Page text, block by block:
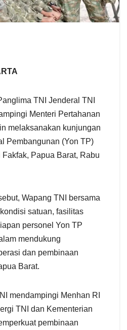
TNI Jenderal TNI
Menteri Pertahanan
melaksanakan kunjungan
Pembangunan (Yon TP)
Papua Barat, Rabu
Wapang TNI bersama
satuan, fasilitas
personel Yon TP
mendukung
dan pembinaan
Barat.
mendampingi Menhan RI
TNI dan Kementerian
pembinaan